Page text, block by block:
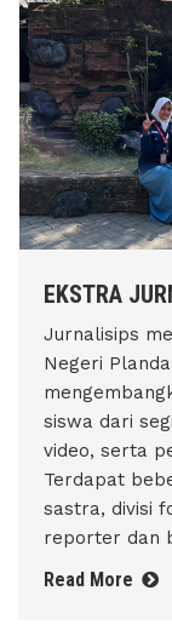
EKSTRA
Jurnalisips
Negeri
siswa dari
video, serta
Terdapat
sastra, divisi
reporter dan
Read More